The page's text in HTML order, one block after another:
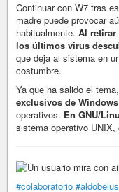
Continuar con W7 tras
madre puede provocar
habitualmente. Al retirar
los últimos virus
que deja al sistema en
costumbre.
Ya que ha salido el
exclusivos de Windows
operativos. En GNU/
sistema operativo
#colaboratorio #aldobelus